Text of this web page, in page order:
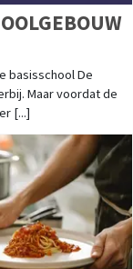
basisschool De
Maar voordat de
[...]